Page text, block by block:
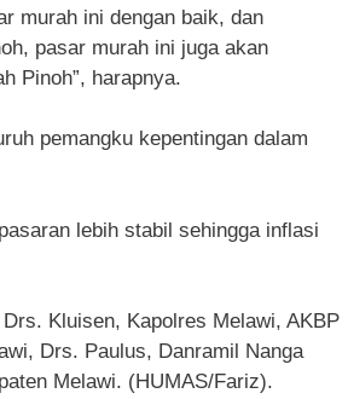
murah ini dengan baik, dan
pasar murah ini juga akan
Pinoh”, harapnya.
pemangku kepentingan dalam
lebih stabil sehingga inflasi
Kluisen, Kapolres Melawi, AKBP
Drs. Paulus, Danramil Nanga
Melawi. (HUMAS/Fariz).